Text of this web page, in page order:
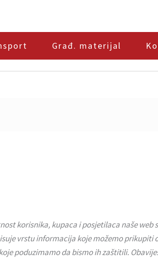
Građ. materijal
korisnika, kupaca i posjetilaca naše
vrstu informacija koje možemo prikupiti
poduzimamo da bismo ih zaštitili.